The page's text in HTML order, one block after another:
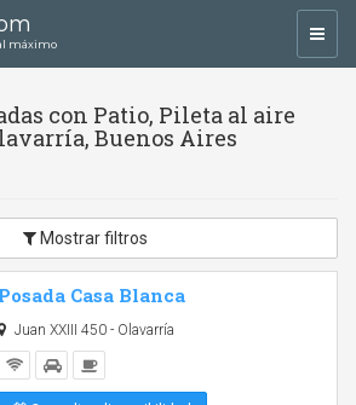
máximo
con Patio, Pileta al aire
Buenos Aires
Mostrar filtros
Posada Casa Blanca
Juan XXIII 450 - Olavarría